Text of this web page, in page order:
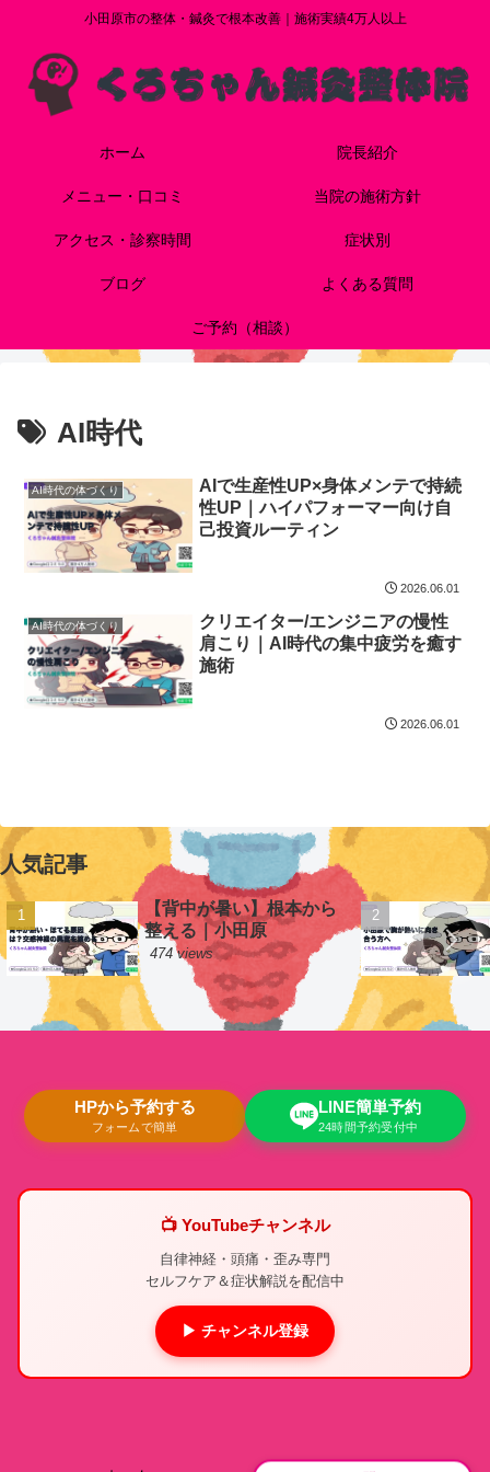
小田原市の整体・鍼灸で根本改善｜施術実績4万人以上
ホーム 院長紹介
メニュー・口コミ 当院の施術方針
アクセス・診察時間 症状別
ブログ よくある質問
ご予約（相談）
AI時代
AI時代の体づくり
AIで生産性UP×身体メンテで持続
性UP｜ハイパフォーマー向け自
己投資ルーティン
2026.06.01
AI時代の体づくり
クリエイター/エンジニアの慢性
肩こり｜AI時代の集中疲労を癒す
施術
2026.06.01
人気記事
【背中が暑い】根本から
整える｜小田原
474 views
HPから予約する
フォームで簡単
LINE簡単予約
24時間予約受付中
📺 YouTubeチャンネル
自律神経・頭痛・歪み専門
セルフケア＆症状解説を配信中
▶ チャンネル登録